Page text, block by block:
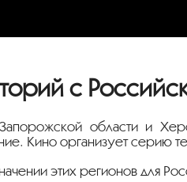
с
области и
Кино организует серию
этих регионов для